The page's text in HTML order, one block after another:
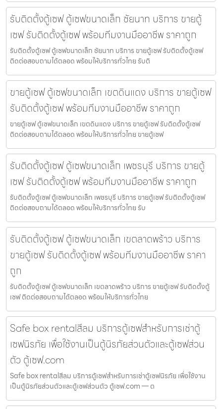
รับติดตั้งตู้เซฟ ตู้เซฟขนาดเล็ก ชัยนาท บริการ ขายตู้
เซฟ รับติดตั้งตู้เซฟ พร้อมทีมงานมืออาชีพ ราคาถูก
รับติดตั้งตู้เซฟ ตู้เซฟขนาดเล็ก ชัยนาท บริการ ขายตู้เซฟ รับติดตั้งตู้เซฟ
ติดต่อสอบถามได้ตลอด พร้อมให้บริการทั่วไทย รับติ
ขายตู้เซฟ ตู้เซฟขนาดเล็ก เขตดินแดง บริการ ขายตู้เซฟ
รับติดตั้งตู้เซฟ พร้อมทีมงานมืออาชีพ ราคาถูก
ขายตู้เซฟ ตู้เซฟขนาดเล็ก เขตดินแดง บริการ ขายตู้เซฟ รับติดตั้งตู้เซฟ
ติดต่อสอบถามได้ตลอด พร้อมให้บริการทั่วไทย ขายตู้เซฟ
รับติดตั้งตู้เซฟ ตู้เซฟขนาดเล็ก เพชรบุรี บริการ ขายตู้
เซฟ รับติดตั้งตู้เซฟ พร้อมทีมงานมืออาชีพ ราคาถูก
รับติดตั้งตู้เซฟ ตู้เซฟขนาดเล็ก เพชรบุรี บริการ ขายตู้เซฟ รับติดตั้งตู้เซฟ
ติดต่อสอบถามได้ตลอด พร้อมให้บริการทั่วไทย รับ
รับติดตั้งตู้เซฟ ตู้เซฟขนาดเล็ก เขตลาดพร้าว บริการ
ขายตู้เซฟ รับติดตั้งตู้เซฟ พร้อมทีมงานมืออาชีพ ราคา
ถูก
รับติดตั้งตู้เซฟ ตู้เซฟขนาดเล็ก เขตลาดพร้าว บริการ ขายตู้เซฟ รับติดตั้งตู้
เซฟ ติดต่อสอบถามได้ตลอด พร้อมให้บริการทั่วไทย
Safe box rentalสีลม บริการตู้เซฟสำหรับการเช่าตู้
เซฟนิรภัย เพื่อใช้งานเป็นตู้นิรภัยส่วนตัวและตู้เซฟส่วน
ตัว ตู้เซฟ.com
Safe box rentalสีลม บริการตู้เซฟสำหรับการเช่าตู้เซฟนิรภัย เพื่อใช้งาน
เป็นตู้นิรภัยส่วนตัวและตู้เซฟส่วนตัว ตู้เซฟ.com — ต